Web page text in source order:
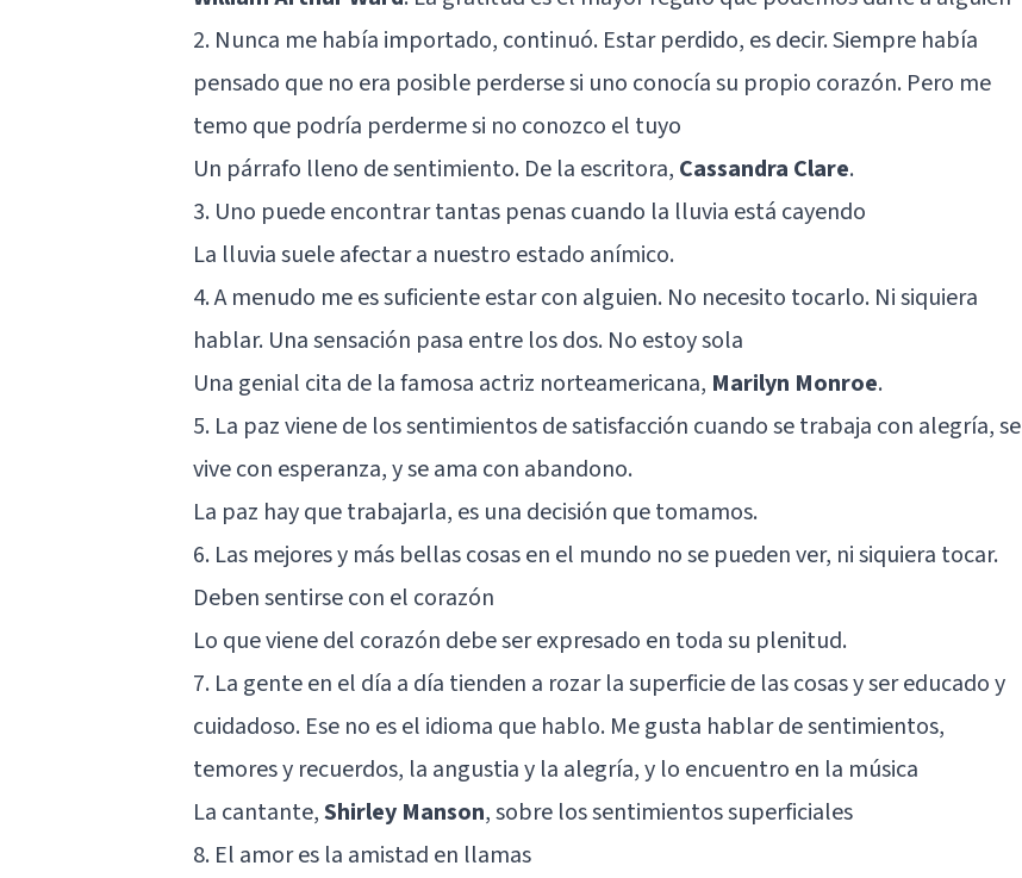
2. Nunca me había importado, continuó. Estar perdido, es decir. Siempre había
pensado que no era posible perderse si uno conocía su propio corazón. Pero me
temo que podría perderme si no conozco el tuyo
Un párrafo lleno de sentimiento. De la escritora, Cassandra Clare.
3. Uno puede encontrar tantas penas cuando la lluvia está cayendo
La lluvia suele afectar a nuestro estado anímico.
4. A menudo me es suficiente estar con alguien. No necesito tocarlo. Ni siquiera
hablar. Una sensación pasa entre los dos. No estoy sola
Una genial cita de la famosa actriz norteamericana, Marilyn Monroe.
5. La paz viene de los sentimientos de satisfacción cuando se trabaja con alegría, se
vive con esperanza, y se ama con abandono.
La paz hay que trabajarla, es una decisión que tomamos.
6. Las mejores y más bellas cosas en el mundo no se pueden ver, ni siquiera tocar.
Deben sentirse con el corazón
Lo que viene del corazón debe ser expresado en toda su plenitud.
7. La gente en el día a día tienden a rozar la superficie de las cosas y ser educado y
cuidadoso. Ese no es el idioma que hablo. Me gusta hablar de sentimientos,
temores y recuerdos, la angustia y la alegría, y lo encuentro en la música
La cantante,Shirley Manson, sobre los sentimientos superficiales
8. El amor es la amistad en llamas